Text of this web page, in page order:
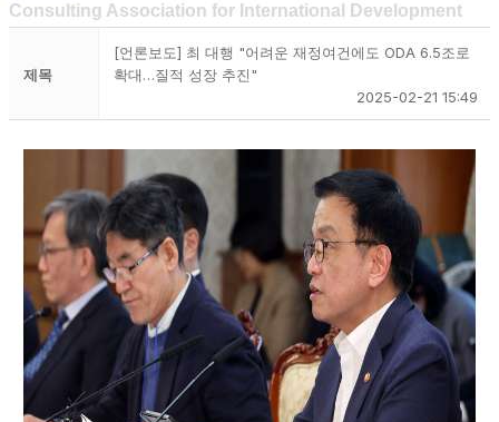
Consulting Association for International Development
제목
[언론보도] 최 대행 "어려운 재정여건에도 ODA 6.5조로
확대…질적 성장 추진"
2025-02-21 15:49